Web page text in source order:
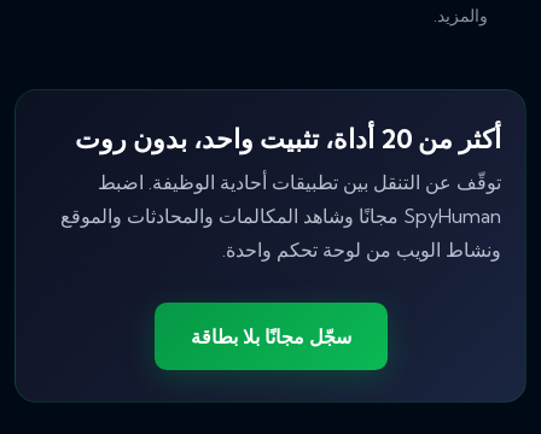
والمزيد.
أكثر من 20 أداة، تثبيت واحد، بدون روت
توقّف عن التنقل بين تطبيقات أحادية الوظيفة. اضبط
SpyHuman مجانًا وشاهد المكالمات والمحادثات والموقع
ونشاط الويب من لوحة تحكم واحدة.
سجّل مجانًا بلا بطاقة